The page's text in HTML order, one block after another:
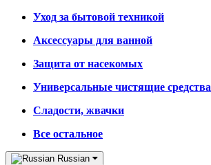
Уход за бытовой техникой
Аксессуары для ванной
Защита от насекомых
Универсальные чистящие средства
Сладости, жвачки
Все остальное
Russian